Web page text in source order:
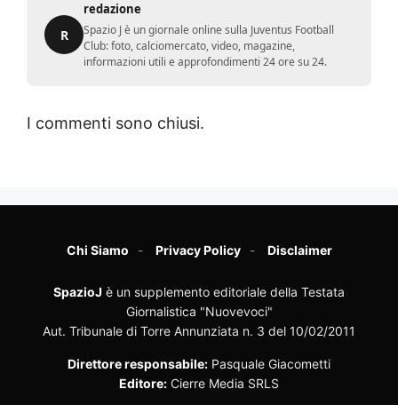
R
redazione
Spazio J è un giornale online sulla Juventus Football
Club: foto, calciomercato, video, magazine,
informazioni utili e approfondimenti 24 ore su 24.
I commenti sono chiusi.
Chi Siamo Privacy Policy Disclaimer
SpazioJ è un supplemento editoriale della Testata
Giornalistica "Nuovevoci"
Aut. Tribunale di Torre Annunziata n. 3 del 10/02/2011
Direttore responsabile: Pasquale Giacometti
Editore: Cierre Media SRLS